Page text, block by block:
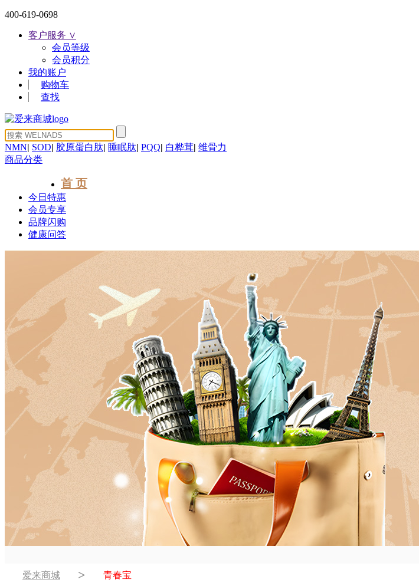
400-619-0698
客户服务 ∨
会员等级
会员积分
我的账户
购物车
查找
NMN| SOD| 胶原蛋白肽| 睡眠肽| PQQ| 白桦茸| 维骨力
商品分类
首 页
今日特惠
会员专享
品牌闪购
健康问答
爱来商城 > 青春宝